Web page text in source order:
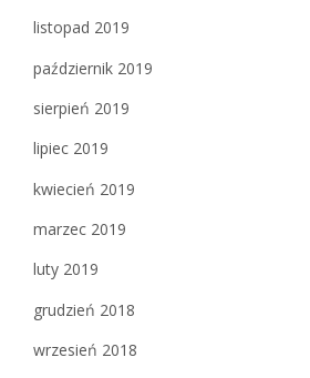
listopad 2019
październik 2019
sierpień 2019
lipiec 2019
kwiecień 2019
marzec 2019
luty 2019
grudzień 2018
wrzesień 2018